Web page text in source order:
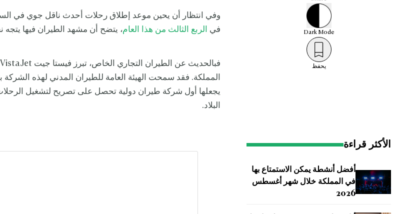
DarkMode
يحفظ
الأكثر قراءة
أفضل أنشطة يمكن الاستمتاع بها
في المملكة خلال شهر أغسطس
2026
وفي انتظار أن يحين موعد إطلاق رحلات أحدث ناقل جوي في
في
الربع الثالث من هذا العام، يتضح أن مشهد الطيران فيها
المملكة. فقد سمحت الهيئة العامة للطيران المدني لهذه الشركة
يجعلها أول شركة طيران دولية تحصل على تصريح لتشغيل
البلاد.